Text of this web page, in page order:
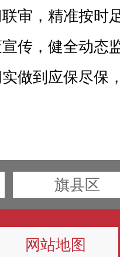
审，精准按时
传，健全动态
做到应保尽保
旗县区
网站地图